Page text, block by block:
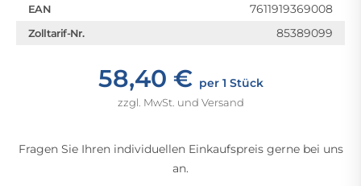
EAN 7611919369008
Zolltarif-Nr. 85389099
58,40 € per 1 Stück
zzgl. MwSt. und Versand
Fragen Sie Ihren individuellen Einkaufspreis gerne bei uns
an.